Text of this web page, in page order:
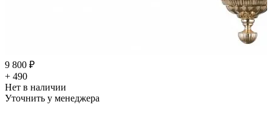
9 800 ₽
+ 490
Нет в наличии
Уточнить у менеджера